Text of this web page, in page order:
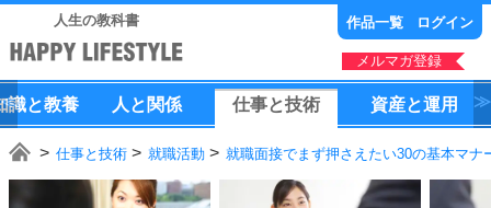
人生の教科書 作品一覧 ログイン
メルマガ登録
識と教養 人 と 関係 仕事と技術 資産と運用
仕事と技術 就職活動 就職面接でまず押さえたい30の基本マナ